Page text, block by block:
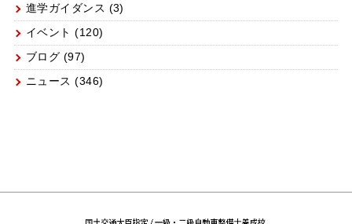
進学ガイダンス (3)
イベント (120)
ブログ (97)
ニュース (346)